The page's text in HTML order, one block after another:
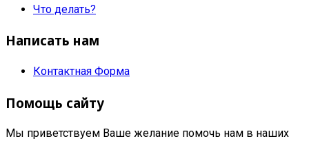
Что делать?
Написать нам
Контактная Форма
Помощь сайту
Мы приветствуем Ваше желание помочь нам в наших